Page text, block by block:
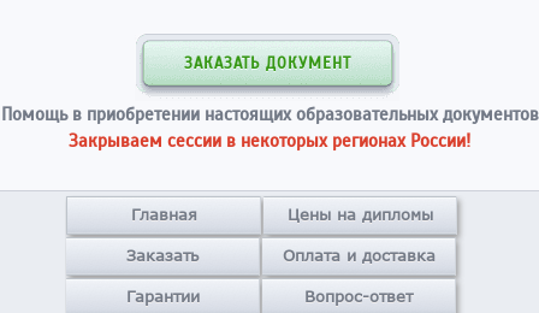
ЗАКАЗАТЬ ДОКУМЕНТ
Помощь в приобретении настоящих образовательных документов
Закрываем сессии в некоторых регионах России!
Главная Цены на дипломы
Заказать Оплата и доставка
Гарантии Вопрос-ответ